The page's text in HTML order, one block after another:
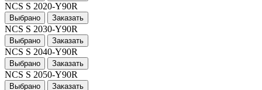
NCS S 2020-Y90R
Выбрано Заказать
NCS S 2030-Y90R
Выбрано Заказать
NCS S 2040-Y90R
Выбрано Заказать
NCS S 2050-Y90R
Выбрано Заказать